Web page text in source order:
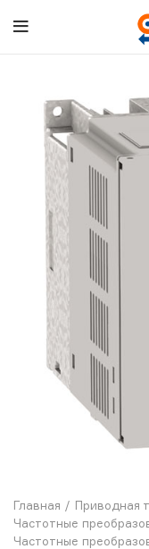
Главная
Приводная
Частотные
Частотные